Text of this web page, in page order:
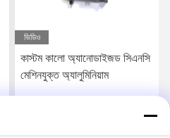
ভিডিও
কাস্টম কালো অ্যানোডাইজড সিএনসি
মেশিনযুক্ত অ্যালুমিনিয়াম